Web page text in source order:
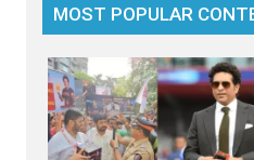
MOST POPULAR